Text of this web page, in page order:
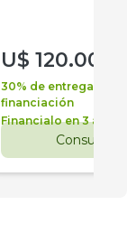
U$ 120.000
30% de entrega +
financiación
Financialo en 3 años
Consultar